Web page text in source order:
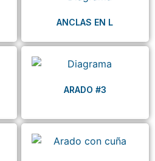
ANCLAS EN L
ARADO #3